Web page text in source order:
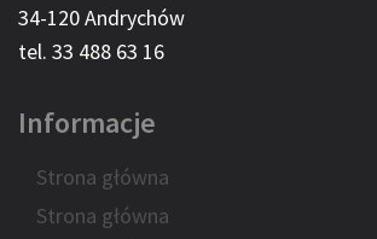
34-120 Andrychów
tel. 33 488 63 16
Informacje
Strona główna
Strona główna